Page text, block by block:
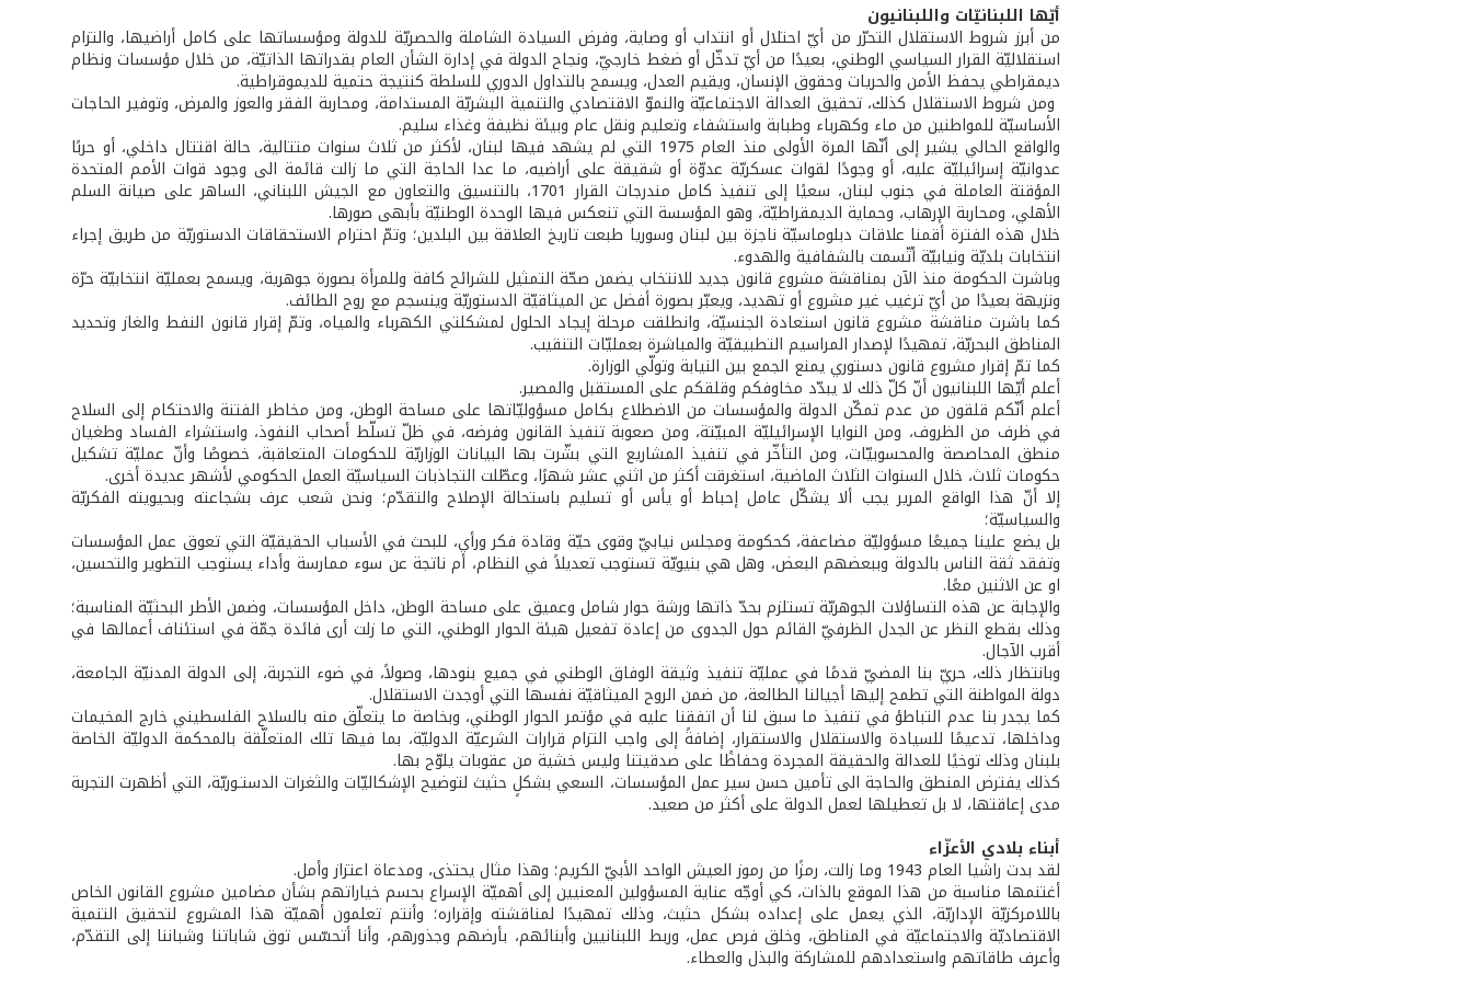
أيّها اللبنانيّات واللبنانيون
من أبرز شروط الاستقلال التحرّر من أيّ احتلال أو انتداب أو وصاية، وفرض السيادة الشاملة والحصريّة للدولة ومؤسساتها على كامل أراضيها، والتزام
استقلاليّة القرار السياسي الوطني، بعيدًا من أيّ تدخّل أو ضغط خارجيّ، ونجاح الدولة في إدارة الشأن العام بقدراتها الذاتيّة، من خلال مؤسسات ونظام
ديمقراطي يحفظ الأمن والحريات وحقوق الإنسان، ويقيم العدل، ويسمح بالتداول الدوري للسلطة كنتيجة حتمية للديموقراطية.
ومن شروط الاستقلال كذلك، تحقيق العدالة الاجتماعيّة والنموّ الاقتصادي والتنمية البشريّة المستدامة، ومحاربة الفقر والعوز والمرض، وتوفير الحاجات
الأساسيّة للمواطنين من ماء وكهرباء وطبابة واستشفاء وتعليم ونقل عام وبيئة نظيفة وغذاء سليم.
والواقع الحالي يشير إلى أنّها المرة الأولى منذ العام 1975 التي لم يشهد فيها لبنان، لأكثر من ثلاث سنوات متتالية، حالة اقتتال داخلي، أو حربًا
عدوانيّة إسرائيليّة عليه، أو وجودًا لقوات عسكريّة عدوّة أو شقيقة على أراضيه، ما عدا الحاجة التي ما زالت قائمة الى وجود قوات الأمم المتحدة
المؤقتة العاملة في جنوب لبنان، سعيًا إلى تنفيذ كامل مندرجات القرار 1701، بالتنسيق والتعاون مع الجيش اللبناني، الساهر على صيانة السلم
الأهلي، ومحاربة الإرهاب، وحماية الديمقراطيّة، وهو المؤسسة التي تنعكس فيها الوحدة الوطنيّة بأبهى صورها.
خلال هذه الفترة أقمنا علاقات دبلوماسيّة ناجزة بين لبنان وسوريا طبعت تاريخ العلاقة بين البلدين؛ وتمّ احترام الاستحقاقات الدستوريّة من طريق إجراء
انتخابات بلديّة ونيابيّة أتّسمت بالشفافية والهدوء.
وباشرت الحكومة منذ الآن بمناقشة مشروع قانون جديد للانتخاب يضمن صحّة التمثيل للشرائح كافة وللمرأة بصورة جوهرية، ويسمح بعمليّة انتخابيّة حرّة
ونزيهة بعيدًا من أيّ ترغيب غير مشروع أو تهديد، ويعبّر بصورة أفضل عن الميثاقيّة الدستوريّة وينسجم مع روح الطائف.
كما باشرت مناقشة مشروع قانون استعادة الجنسيّة، وانطلقت مرحلة إيجاد الحلول لمشكلتي الكهرباء والمياه، وتمّ إقرار قانون النفط والغاز وتحديد
المناطق البحريّة، تمهيدًا لإصدار المراسيم التطبيقيّة والمباشرة بعمليّات التنقيب.
كما تمّ إقرار مشروع قانون دستوري يمنع الجمع بين النيابة وتولّي الوزارة.
أعلم أيّها اللبنانيون أنّ كلّ ذلك لا يبدّد مخاوفكم وقلقكم على المستقبل والمصير.
أعلم أنّكم قلقون من عدم تمكّن الدولة والمؤسسات من الاضطلاع بكامل مسؤوليّاتها على مساحة الوطن، ومن مخاطر الفتنة والاحتكام إلى السلاح
في ظرف من الظروف، ومن النوايا الإسرائيليّة المبيّتة، ومن صعوبة تنفيذ القانون وفرضه، في ظلّ تسلّط أصحاب النفوذ، واستشراء الفساد وطغيان
منطق المحاصصة والمحسوبيّات، ومن التأخّر في تنفيذ المشاريع التي بشّرت بها البيانات الوزاريّة للحكومات المتعاقبة، خصوصًا وأنّ عمليّة تشكيل
حكومات ثلاث، خلال السنوات الثلاث الماضية، استغرقت أكثر من اثني عشر شهرًا، وعطّلت التجاذبات السياسيّة العمل الحكومي لأشهر عديدة أخرى.
إلا أنّ هذا الواقع المرير يجب ألا يشكّل عامل إحباط أو يأس أو تسليم باستحالة الإصلاح والتقدّم؛ ونحن شعب عرف بشجاعته وبحيويته الفكريّة
والسياسيّة؛
بل يضع علينا جميعًا مسؤوليّة مضاعفة، كحكومة ومجلس نيابيّ وقوى حيّة وقادة فكر ورأي، للبحث في الأسباب الحقيقيّة التي تعوق عمل المؤسسات
وتفقد ثقة الناس بالدولة وببعضهم البعض، وهل هي بنيويّة تستوجب تعديلاً في النظام، أم ناتجة عن سوء ممارسة وأداء يستوجب التطوير والتحسين،
او عن الاثنين معًا.
والإجابة عن هذه التساؤلات الجوهريّة تستلزم بحدّ ذاتها ورشة حوار شامل وعميق على مساحة الوطن، داخل المؤسسات، وضمن الأطر البحثيّة المناسبة؛
وذلك بقطع النظر عن الجدل الظرفيّ القائم حول الجدوى من إعادة تفعيل هيئة الحوار الوطني، التي ما زلت أرى فائدة جمّة في استئناف أعمالها في
أقرب الآجال.
وبانتظار ذلك، حريّ بنا المضيّ قدمًا في عمليّة تنفيذ وثيقة الوفاق الوطني في جميع بنودها، وصولاً، في ضوء التجربة، إلى الدولة المدنيّة الجامعة،
دولة المواطنة التي تطمح إليها أجيالنا الطالعة، من ضمن الروح الميثاقيّة نفسها التي أوجدت الاستقلال.
كما يجدر بنا عدم التباطؤ في تنفيذ ما سبق لنا أن اتفقنا عليه في مؤتمر الحوار الوطني، وبخاصة ما يتعلّق منه بالسلاح الفلسطيني خارج المخيمات
وداخلها، تدعيمًا للسيادة والاستقلال والاستقرار، إضافةً إلى واجب التزام قرارات الشرعيّة الدوليّة، بما فيها تلك المتعلّقة بالمحكمة الدوليّة الخاصة
بلبنان وذلك توخيًا للعدالة والحقيقة المجردة وحفاظًا على صدقيتنا وليس خشية من عقوبات يلوّح بها.
كذلك يفترض المنطق والحاجة الى تأمين حسن سير عمل المؤسسات، السعي بشكلٍ حثيث لتوضيح الإشكاليّات والثغرات الدستـوريّة، التي أظهرت التجربة
مدى إعاقتها، لا بل تعطيلها لعمل الدولة على أكثر من صعيد.
أبناء بلادي الأعزّاء
لقد بدت راشيا العام 1943 وما زالت، رمزًا من رموز العيش الواحد الأبيّ الكريم؛ وهذا مثال يحتذى، ومدعاة اعتزاز وأمل.
أغتنمها مناسبة من هذا الموقع بالذات، كي أوجّه عناية المسؤولين المعنيين إلى أهميّة الإسراع بحسم خياراتهم بشأن مضامين مشروع القانون الخاص
باللامركزيّة الإداريّة، الذي يعمل على إعداده بشكل حثيث، وذلك تمهيدًا لمناقشته وإقراره؛ وأنتم تعلمون أهميّة هذا المشروع لتحقيق التنمية
الاقتصاديّة والاجتماعيّة في المناطق، وخلق فرص عمل، وربط اللبنانيين وأبنائهم، بأرضهم وجذورهم، وأنا أتحسّس توق شاباتنا وشباننا إلى التقدّم،
وأعرف طاقاتهم واستعدادهم للمشاركة والبذل والعطاء.